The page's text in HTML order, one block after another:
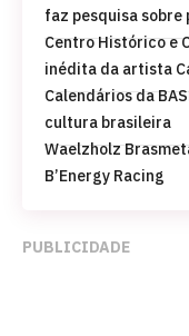
faz pesquisa
Centro Histórico e
inédita da artista
Calendários da
cultura brasileira
Waelzholz
B’Energy Racing
PUBLICIDADE